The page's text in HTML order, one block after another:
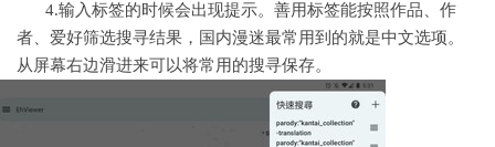
4.输入标签的时候会出现提示。善用标签能按照作品、作
者、爱好筛选搜寻结果，国内漫迷最常用到的就是中文选项。
从屏幕右边滑进来可以将常用的搜寻保存。